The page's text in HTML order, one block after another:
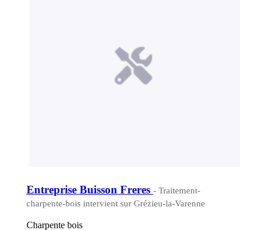
Entreprise Buisson Freres - Traitement-
charpente-bois intervient sur Grézieu-la-Varenne
Charpente bois